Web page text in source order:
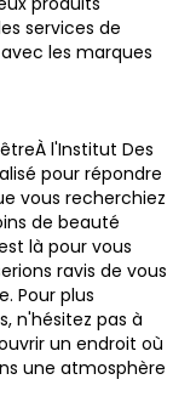
services de
les marques
À l'Institut Des
pour répondre
vous recherchiez
de beauté
là pour vous
ravis de vous
Pour plus
n'hésitez pas à
un endroit où
une atmosphère